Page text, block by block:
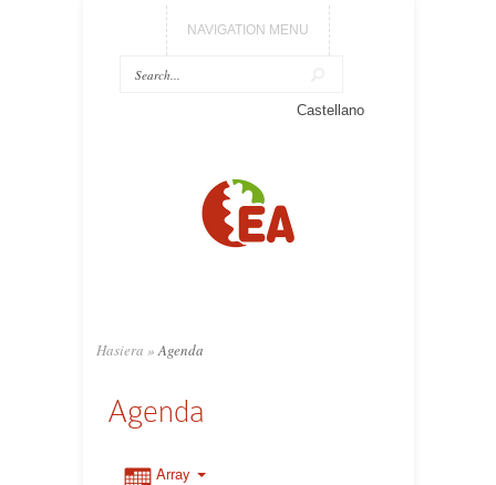
NAVIGATION MENU
Castellano
Hasiera » Agenda
Agenda
Array